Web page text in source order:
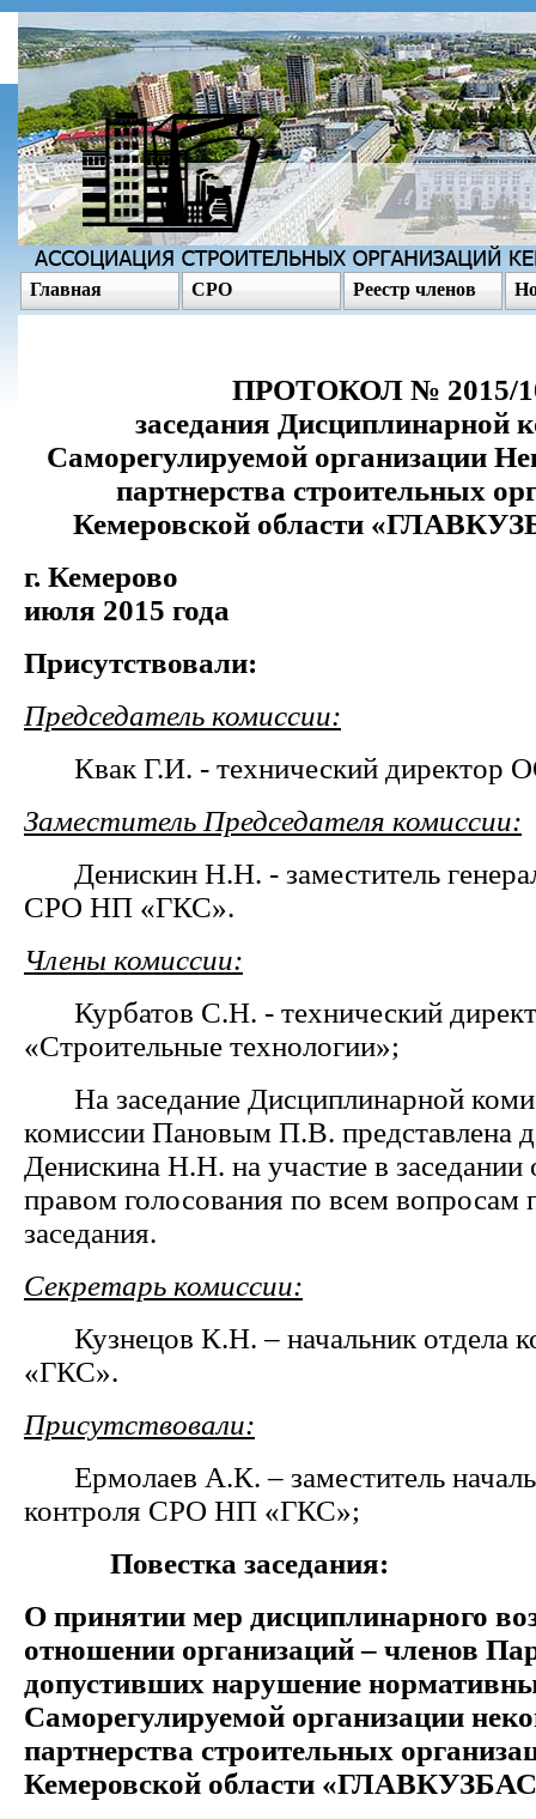
Главная СРО Реестр членов
ПРОТОКОЛ № 2015/
заседания Дисциплинарной
Саморегулируемой организации
партнерства строительных
Кемеровской области
г.
июля 2015 года
Присутствовали:
Председатель комиссии:
Квак Г.И. - технический директор
Заместитель Председателя комиссии:
Денискин Н.Н. - заместитель
СРО НП «ГКС».
Члены комиссии:
Курбатов С.Н. - технический
«Строительные технологии»;
На заседание Дисциплинарной
комиссии Пановым П.В. представлена
Денискина Н.Н. на участие в заседании
правом голосования по всем вопросам
заседания.
Секретарь комиссии:
Кузнецов К.Н. – начальник отдела
«ГКС».
Присутствовали:
Ермолаев А.К. – заместитель
контроля СРО НП «ГКС»;
Повестка заседания:
О принятии мер дисциплинарного
отношении организаций – членов
допустивших нарушение
Саморегулируемой организации
партнерства строительных
Кемеровской области